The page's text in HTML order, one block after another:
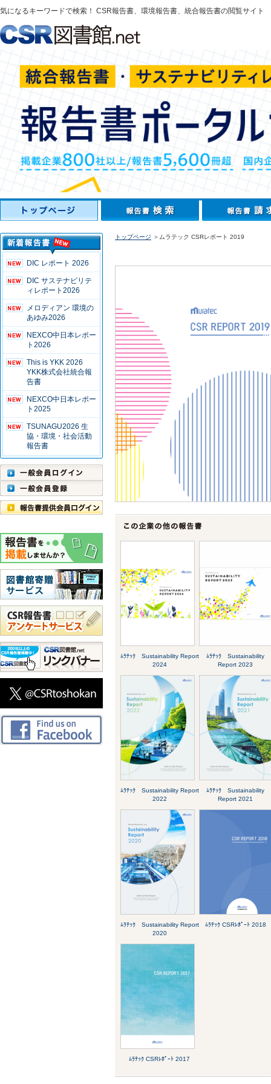
気になるキーワードで検索！ CSR報告書、環境報告書、統合報告書の閲覧サイト
DIC レポート 2026
DIC サステナビリテ
ィレポート2026
メロディアン 環境の
あゆみ2026
NEXCO中日本レポー
ト2026
This is YKK 2026
YKK株式会社統合報
告書
NEXCO中日本レポー
ト2025
TSUNAGU2026 生
協・環境・社会活動
報告書
トップページ ＞ムラテック CSRレポート 2019
ﾑﾗﾃｯｸ Sustainability Report
2024
ﾑﾗﾃｯｸ Sustainability
Report 2023
ﾑﾗﾃｯｸ Sustainability Report
2022
ﾑﾗﾃｯｸ Sustainability
Report 2021
ﾑﾗﾃｯｸ Sustainability Report
2020
ﾑﾗﾃｯｸ CSRﾚﾎﾟｰﾄ 2018
ﾑﾗﾃｯｸ CSRﾚﾎﾟｰﾄ 2017